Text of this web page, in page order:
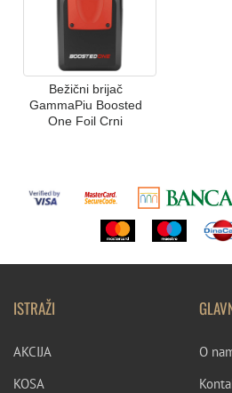
Bežični brijač
GammaPiu Boosted
One Foil Crni
ISTRAŽI
AKCIJA
KOSA
O